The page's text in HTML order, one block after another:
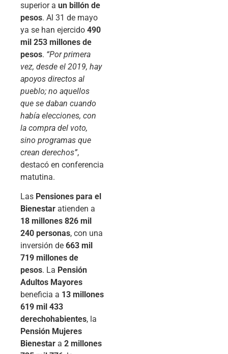
superior a un billón de
pesos. Al 31 de mayo
ya se han ejercido 490
mil 253 millones de
pesos. “Por primera
vez, desde el 2019, hay
apoyos directos al
pueblo; no aquellos
que se daban cuando
había elecciones, con
la compra del voto,
sino programas que
crean derechos”,
destacó en conferencia
matutina.
Las Pensiones para el
Bienestar atienden a
18 millones 826 mil
240 personas, con una
inversión de 663 mil
719 millones de
pesos. La Pensión
Adultos Mayores
beneficia a 13 millones
619 mil 433
derechohabientes, la
Pensión Mujeres
Bienestar a 2 millones